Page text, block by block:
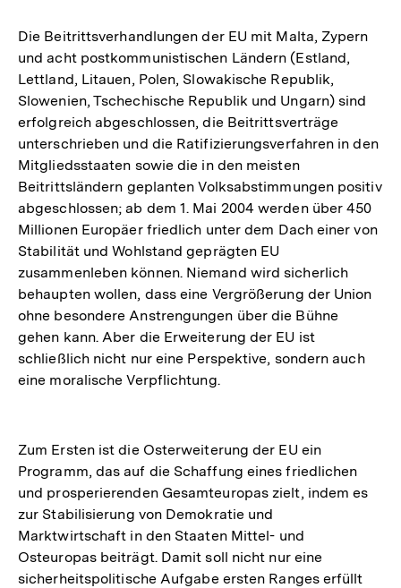
Die Beitrittsverhandlungen der EU mit Malta, Zypern
und acht postkommunistischen Ländern (Estland,
Lettland, Litauen, Polen, Slowakische Republik,
Slowenien, Tschechische Republik und Ungarn) sind
erfolgreich abgeschlossen, die Beitrittsverträge
unterschrieben und die Ratifizierungsverfahren in den
Mitgliedsstaaten sowie die in den meisten
Beitrittsländern geplanten Volksabstimmungen positiv
abgeschlossen; ab dem 1. Mai 2004 werden über 450
Millionen Europäer friedlich unter dem Dach einer von
Stabilität und Wohlstand geprägten EU
zusammenleben können. Niemand wird sicherlich
behaupten wollen, dass eine Vergrößerung der Union
ohne besondere Anstrengungen über die Bühne
gehen kann. Aber die Erweiterung der EU ist
schließlich nicht nur eine Perspektive, sondern auch
eine moralische Verpflichtung.
Zum Ersten ist die Osterweiterung der EU ein
Programm, das auf die Schaffung eines friedlichen
und prosperierenden Gesamteuropas zielt, indem es
zur Stabilisierung von Demokratie und
Marktwirtschaft in den Staaten Mittel- und
Osteuropas beiträgt. Damit soll nicht nur eine
sicherheitspolitische Aufgabe ersten Ranges erfüllt